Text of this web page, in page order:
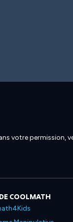
votre permission,
COOLMATH